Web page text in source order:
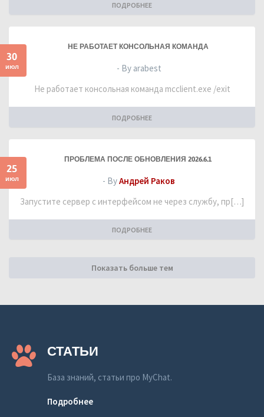
ПОДРОБНЕЕ
30
июл
НЕ РАБОТАЕТ КОНСОЛЬНАЯ КОМАНДА
- By arabest
Не работает консольная команда mcclient.exe /exit
ПОДРОБНЕЕ
25
июл
ПРОБЛЕМА ПОСЛЕ ОБНОВЛЕНИЯ 2026.6.1
- ByАндрей Раков
Запустите сервер с интерфейсом не через службу, пр[…]
ПОДРОБНЕЕ
Показать больше тем
СТАТЬИ
База знаний, статьи про MyChat.
Подробнее